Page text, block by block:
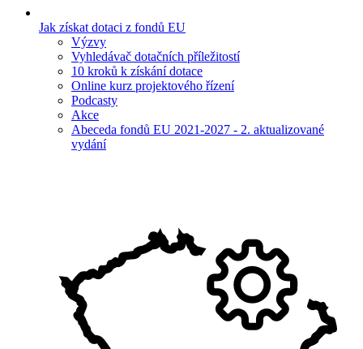
Jak získat dotaci z fondů EU
Výzvy
Vyhledávač dotačních příležitostí
10 kroků k získání dotace
Online kurz projektového řízení
Podcasty
Akce
Abeceda fondů EU 2021-2027 - 2. aktualizované
vydání